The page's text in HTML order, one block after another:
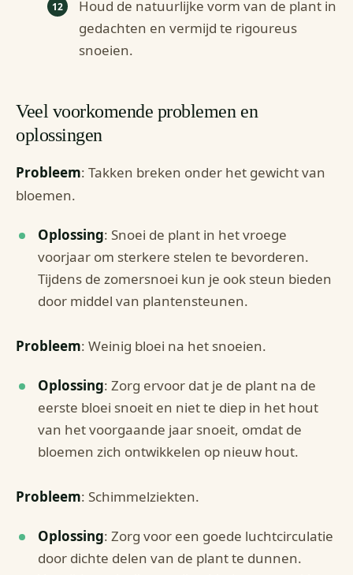
Houd de natuurlijke vorm van de plant in
gedachten en vermijd te rigoureus
snoeien.
Veel voorkomende problemen en
oplossingen
Probleem: Takken breken onder het gewicht van
bloemen.
Oplossing: Snoei de plant in het vroege
voorjaar om sterkere stelen te bevorderen.
Tijdens de zomersnoei kun je ook steun bieden
door middel van plantensteunen.
Probleem: Weinig bloei na het snoeien.
Oplossing: Zorg ervoor dat je de plant na de
eerste bloei snoeit en niet te diep in het hout
van het voorgaande jaar snoeit, omdat de
bloemen zich ontwikkelen op nieuw hout.
Probleem: Schimmelziekten.
Oplossing: Zorg voor een goede luchtcirculatie
door dichte delen van de plant te dunnen.